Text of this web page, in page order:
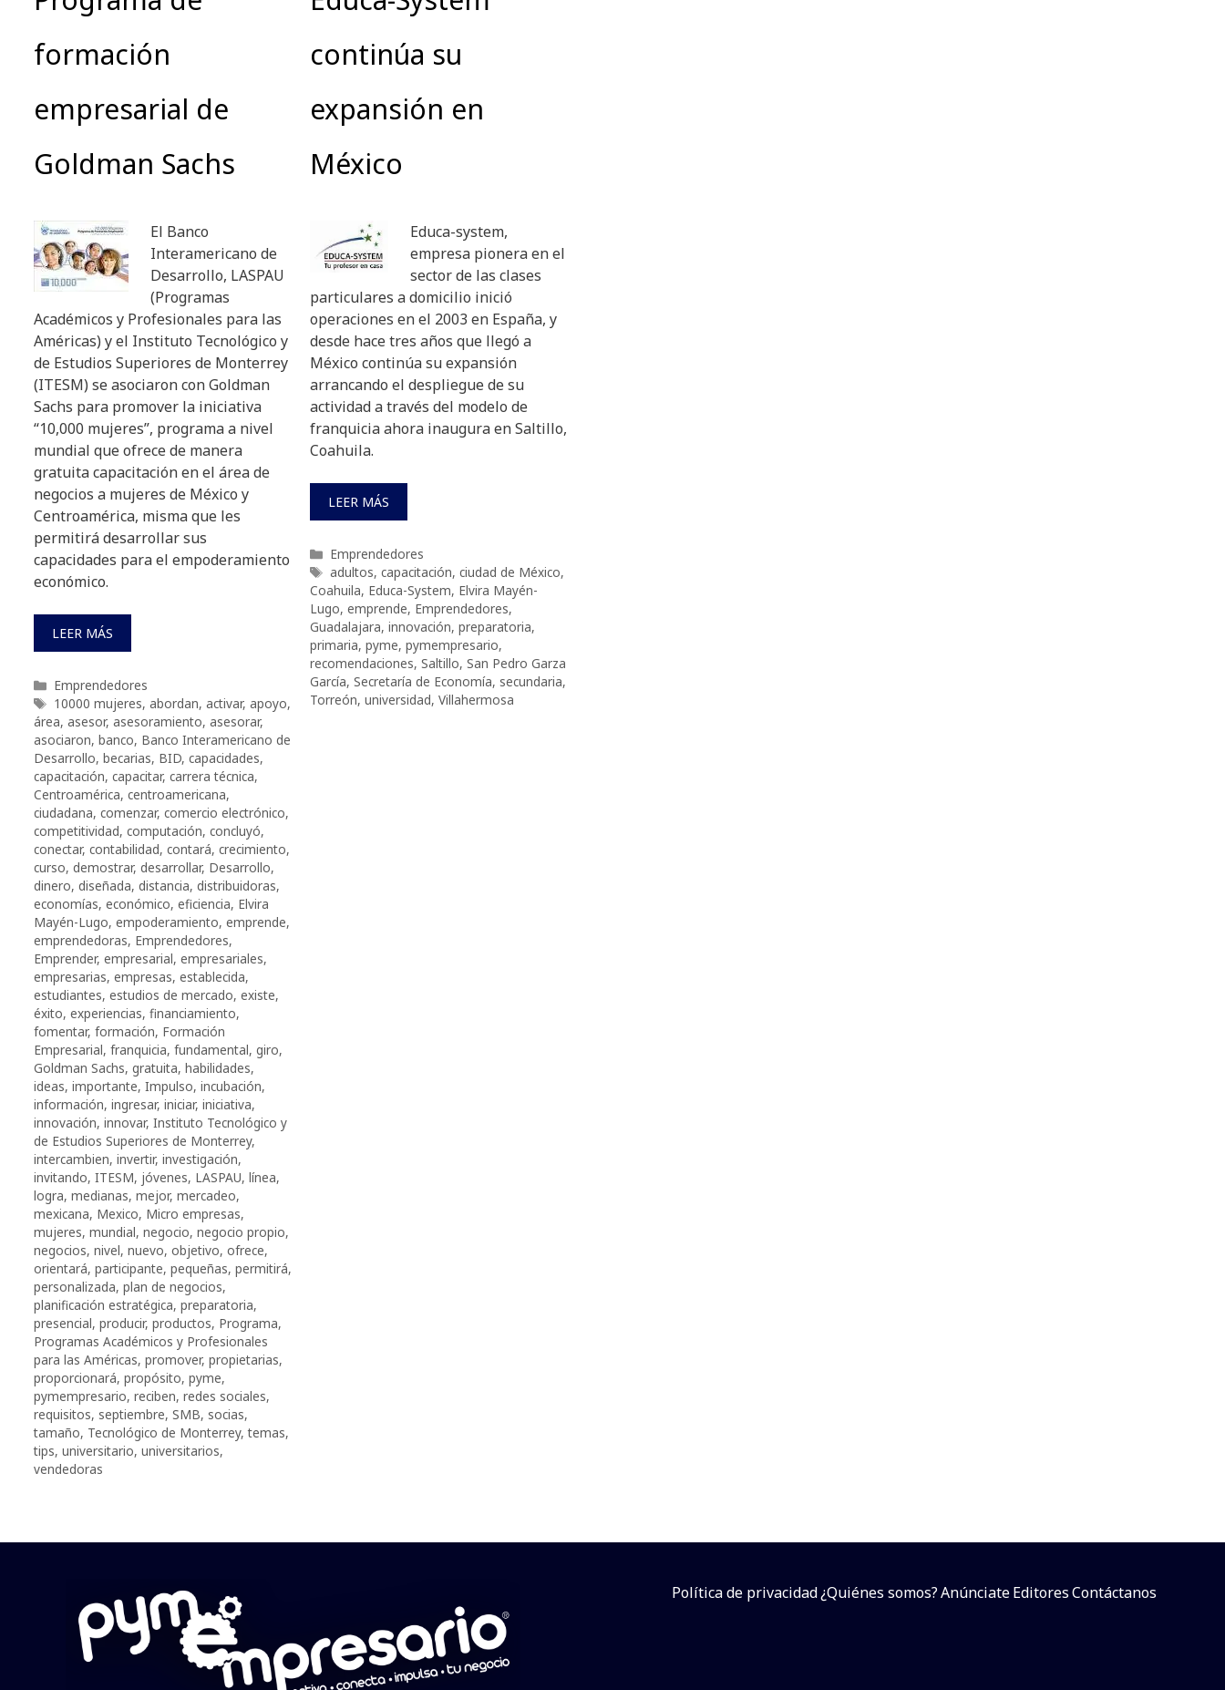
formación
empresarial de
Goldman Sachs
El Banco
Interamericano de
Desarrollo, LASPAU
(Programas
Académicos y Profesionales para las
Américas) y el Instituto Tecnológico y
de Estudios Superiores de Monterrey
(ITESM) se asociaron con Goldman
Sachs para promover la iniciativa
“10,000 mujeres”, programa a nivel
mundial que ofrece de manera
gratuita capacitación en el área de
negocios a mujeres de México y
Centroamérica, misma que les
permitirá desarrollar sus
capacidades para el empoderamiento
económico.
LEER MÁS
Categorías
Emprendedores
Etiquetas
10000 mujeres, abordan, activar, apoyo,
área, asesor, asesoramiento, asesorar,
asociaron, banco, Banco Interamericano de
Desarrollo, becarias, BID, capacidades,
capacitación, capacitar, carrera técnica,
Centroamérica, centroamericana,
ciudadana, comenzar, comercio electrónico,
competitividad, computación, concluyó,
conectar, contabilidad, contará, crecimiento,
curso, demostrar, desarrollar, Desarrollo,
dinero, diseñada, distancia, distribuidoras,
economías, económico, eficiencia, Elvira
Mayén-Lugo, empoderamiento, emprende,
emprendedoras, Emprendedores,
Emprender, empresarial, empresariales,
empresarias, empresas, establecida,
estudiantes, estudios de mercado, existe,
éxito, experiencias, financiamiento,
fomentar, formación, Formación
Empresarial, franquicia, fundamental, giro,
Goldman Sachs, gratuita, habilidades,
ideas, importante, Impulso, incubación,
información, ingresar, iniciar, iniciativa,
innovación, innovar, Instituto Tecnológico y
de Estudios Superiores de Monterrey,
intercambien, invertir, investigación,
invitando, ITESM, jóvenes, LASPAU, línea,
logra, medianas, mejor, mercadeo,
mexicana, Mexico, Micro empresas,
mujeres, mundial, negocio, negocio propio,
negocios, nivel, nuevo, objetivo, ofrece,
orientará, participante, pequeñas, permitirá,
personalizada, plan de negocios,
planificación estratégica, preparatoria,
presencial, producir, productos, Programa,
Programas Académicos y Profesionales
para las Américas, promover, propietarias,
proporcionará, propósito, pyme,
pymempresario, reciben, redes sociales,
requisitos, septiembre, SMB, socias,
tamaño, Tecnológico de Monterrey,temas,
tips, universitario, universitarios,
vendedoras
continúa su
expansión en
México
Educa-system,
empresa pionera en el
sector de las clases
particulares a domicilio inició
operaciones en el 2003 en España, y
desde hace tres años que llegó a
México continúa su expansión
arrancando el despliegue de su
actividad a través del modelo de
franquicia ahora inaugura en Saltillo,
Coahuila.
LEER MÁS
Categorías
Emprendedores
Etiquetas
adultos, capacitación, ciudad de México,
Coahuila, Educa-System, Elvira Mayén-
Lugo, emprende, Emprendedores,
Guadalajara, innovación, preparatoria,
primaria, pyme, pymempresario,
recomendaciones, Saltillo, San Pedro Garza
García, Secretaría de Economía, secundaria,
Torreón, universidad, Villahermosa
Política de privacidad¿Quiénes somos?AnúnciateEditoresContáctanos